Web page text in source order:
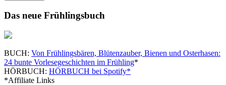
Das neue Frühlingsbuch
BUCH: Von Frühlingsbären, Blütenzauber, Bienen und Osterhasen:
24 bunte Vorlesegeschichten im Frühling*
HÖRBUCH: HÖRBUCH bei Spotify*
*Affiliate Links